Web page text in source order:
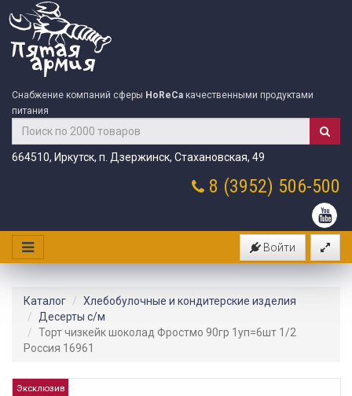
Снабжение компаний сферы HoReCa качественными продуктами
питания
664510, Иркутск, п. Дзержинск, Стахановская, 49
8 (3952) 506-500
Войти
Каталог
Хлебобулочные и кондитерские изделия
Десерты с/м
Торт чизкейк шоколад Фростмо 90гр 1уп=6шт 1/2
Россия 16961
Эксклюзив